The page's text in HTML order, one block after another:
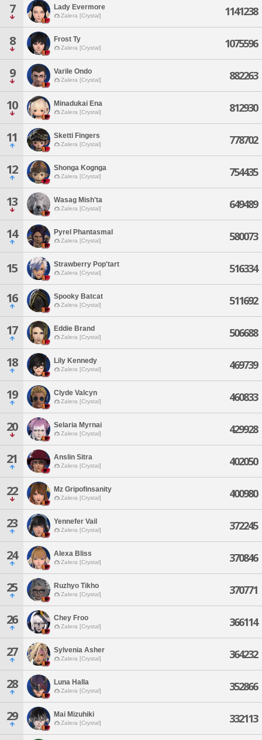
7 Lady Evermore
Zalera [Crystal] 1141238
8 Frost Ty
Zalera [Crystal] 1075596
9 Varile Ondo
Zalera [Crystal] 882263
10 Minadukai Ena
Zalera [Crystal] 812930
11 Sketti Fingers
Zalera [Crystal] 778702
12 Shonga Kognga
Zalera [Crystal] 754435
13 Wasag Mish'ta
Zalera [Crystal] 649489
14 Pyrel Phantasmal
Zalera [Crystal] 580073
15 Strawberry Pop'tart
Zalera [Crystal] 516334
16 Spooky Batcat
Zalera [Crystal] 511692
17 Eddie Brand
Zalera [Crystal] 506688
18 Lily Kennedy
Zalera [Crystal] 469739
19 Clyde Valcyn
Zalera [Crystal] 460833
20 Selaria Myrnai
Zalera [Crystal] 429928
21 Anslin Sitra
Zalera [Crystal] 402050
22 Mz Gripofinsanity
Zalera [Crystal] 400980
23 Yennefer Vail
Zalera [Crystal] 372245
24 Alexa Bliss
Zalera [Crystal] 370846
25 Ruzhyo Tikho
Zalera [Crystal] 370771
26 Chey Froo
Zalera [Crystal] 366114
27 Sylvenia Asher
Zalera [Crystal] 364232
28 Luna Halla
Zalera [Crystal] 352866
29 Mai Mizuhiki
Zalera [Crystal] 332113